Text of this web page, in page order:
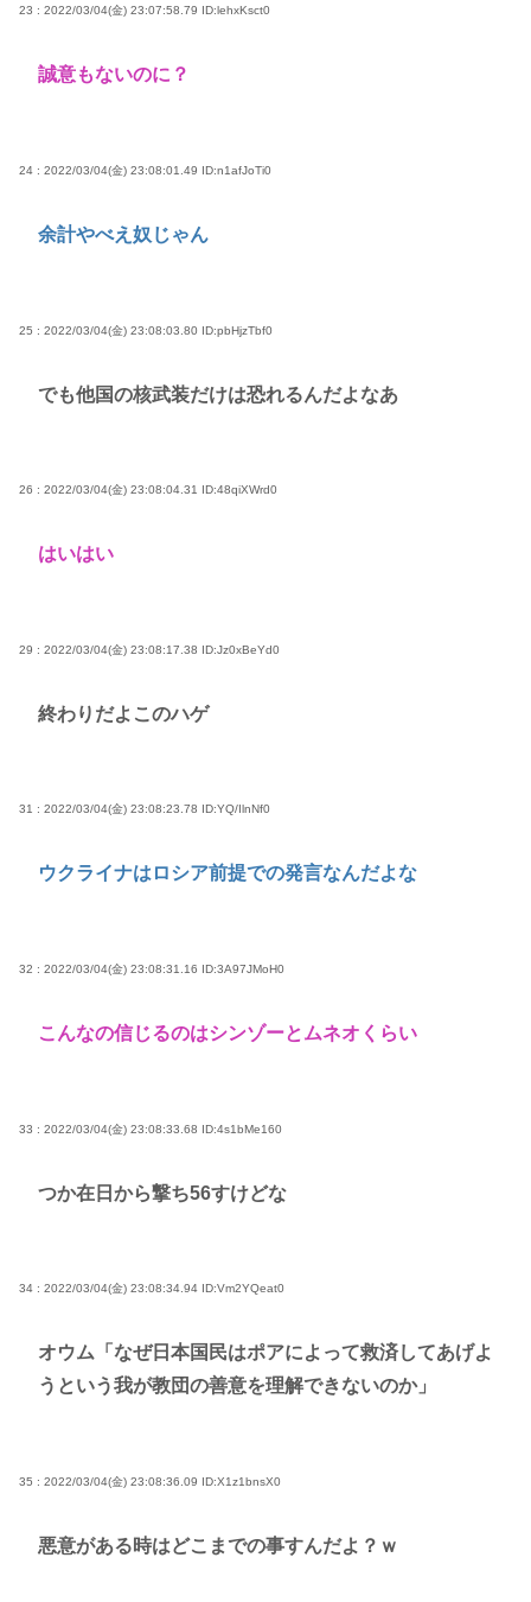
23 : 2022/03/04(金) 23:07:58.79 ID:lehxKsct0
誠意もないのに？
24 : 2022/03/04(金) 23:08:01.49 ID:n1afJoTi0
余計やべえ奴じゃん
25 : 2022/03/04(金) 23:08:03.80 ID:pbHjzTbf0
でも他国の核武装だけは恐れるんだよなあ
26 : 2022/03/04(金) 23:08:04.31 ID:48qiXWrd0
はいはい
29 : 2022/03/04(金) 23:08:17.38 ID:Jz0xBeYd0
終わりだよこのハゲ
31 : 2022/03/04(金) 23:08:23.78 ID:YQ/IlnNf0
ウクライナはロシア前提での発言なんだよな
32 : 2022/03/04(金) 23:08:31.16 ID:3A97JMoH0
こんなの信じるのはシンゾーとムネオくらい
33 : 2022/03/04(金) 23:08:33.68 ID:4s1bMe160
つか在日から撃ち56すけどな
34 : 2022/03/04(金) 23:08:34.94 ID:Vm2YQeat0
オウム「なぜ日本国民はポアによって救済してあげよ
うという我が教団の善意を理解できないのか」
35 : 2022/03/04(金) 23:08:36.09 ID:X1z1bnsX0
悪意がある時はどこまでの事すんだよ？ｗ